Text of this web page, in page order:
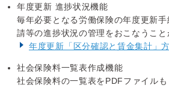
年度更新 進捗状況機能
毎年必要となる労働保険の年度更新
請等の進捗状況の管理をおこなうこと
年度更新「区分確認と賃金集計」
社会保険料一覧表作成機能
社会保険料の一覧表をPDFファイル